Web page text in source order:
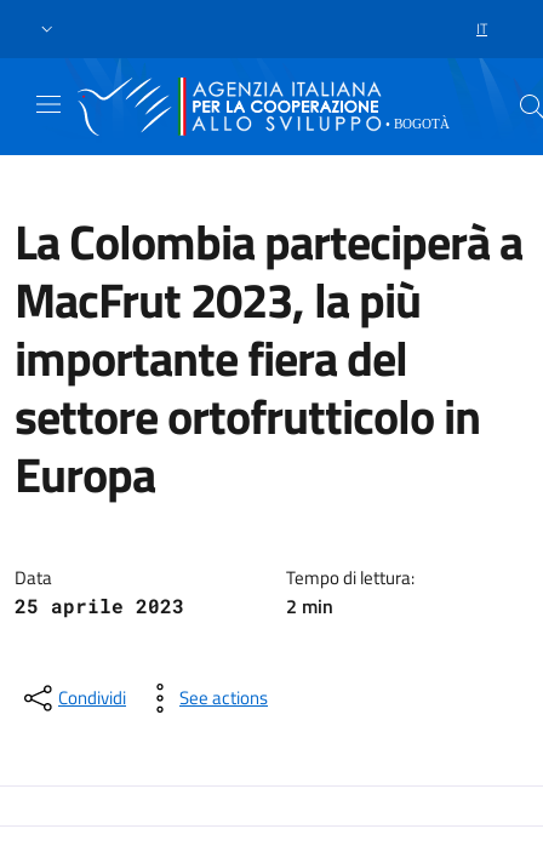
SCELTA
IT
La Colombia parteciperà a
MacFrut 2023, la più
importante fiera del
settore ortofrutticolo in
Europa
Data
25 aprile 2023
Tempo di lettura:
2 min
Condividi See actions